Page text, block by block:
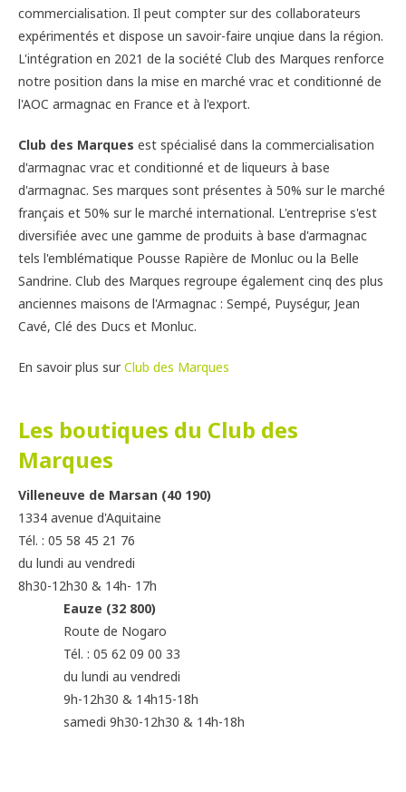
commercialisation. Il peut compter sur des collaborateurs
expérimentés et dispose un savoir-faire unqiue dans la région.
L'intégration en 2021 de la société Club des Marques renforce
notre position dans la mise en marché vrac et conditionné de
l'AOC armagnac en France et à l'export.
Club des Marques est spécialisé dans la commercialisation
d'armagnac vrac et conditionné et de liqueurs à base
d'armagnac. Ses marques sont présentes à 50% sur le marché
français et 50% sur le marché international. L'entreprise s'est
diversifiée avec une gamme de produits à base d'armagnac
tels l'emblématique Pousse Rapière de Monluc ou la Belle
Sandrine. Club des Marques regroupe également cinq des plus
anciennes maisons de l'Armagnac : Sempé, Puységur, Jean
Cavé, Clé des Ducs et Monluc.
En savoir plus surClub des Marques
Les boutiques du Club des
Marques
Villeneuve de Marsan (40 190)
1334 avenue d'Aquitaine
Tél. : 05 58 45 21 76
du lundi au vendredi
8h30-12h30 & 14h- 17h
Eauze (32 800)
Route de Nogaro
Tél. : 05 62 09 00 33
du lundi au vendredi
9h-12h30 & 14h15-18h
samedi 9h30-12h30 & 14h-18h